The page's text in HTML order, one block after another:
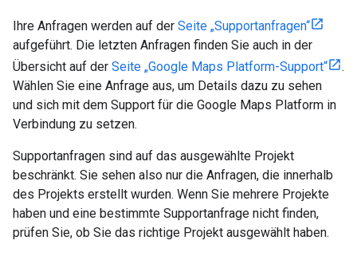
Ihre Anfragen werden auf der Seite „Supportanfragen“
aufgeführt. Die letzten Anfragen finden Sie auch in der
Übersicht auf der Seite „Google Maps Platform-Support“
.
Wählen Sie eine Anfrage aus, um Details dazu zu sehen
und sich mit dem Support für die Google Maps Platform in
Verbindung zu setzen.
Supportanfragen sind auf das ausgewählte Projekt
beschränkt. Sie sehen also nur die Anfragen, die innerhalb
des Projekts erstellt wurden. Wenn Sie mehrere Projekte
haben und eine bestimmte Supportanfrage nicht finden,
prüfen Sie, ob Sie das richtige Projekt ausgewählt haben.